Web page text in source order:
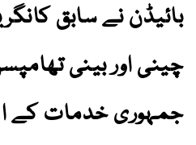
بائیڈن نے سابق
چینی اور بینی
جمہوری خدمات کے